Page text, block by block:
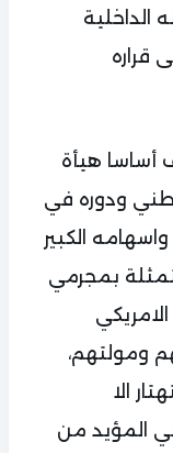
الداخلية
قراره
أساسا هيأة
ودوره في
الكبير
بمجرمي
ومولتهم،
الا
المؤيد من